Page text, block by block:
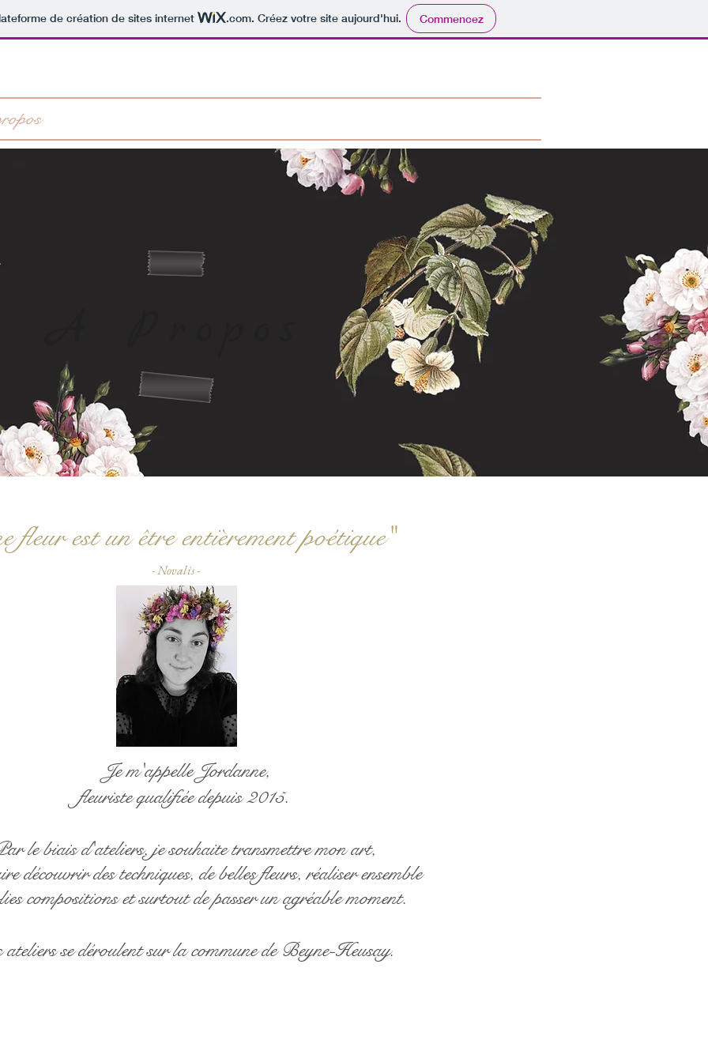
de création de sites internet .com. Créez votre site aujourd'hui. Commencez
fleur est un être entièrement poétique"
- Novalis -
Je m'appelle Jordanne,
fleuriste qualifiée depuis 2015.
le biais d'ateliers, je souhaite transmettre mon art,
découvrir des techniques, de belles fleurs, réaliser ensemble
compositions et surtout de passer un agréable moment.
ateliers se déroulent sur la commune de Beyne-Heusay.